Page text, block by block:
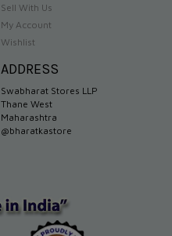
Sell With Us
My Account
Wishlist
ADDRESS
Swabharat Stores LLP
Thane West
Maharashtra
@bharatkastore